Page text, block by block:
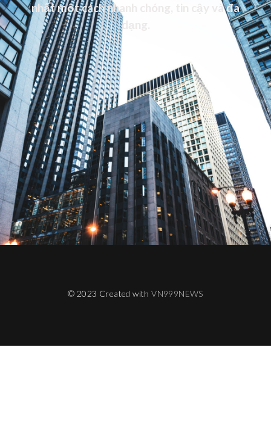
nhất một cách nhanh chóng, tin cậy và đa
dạng.
© 2023 Created withVN999NEWS